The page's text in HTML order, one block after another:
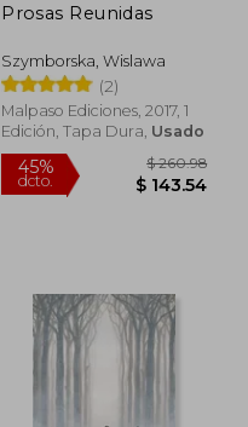
45%
dcto.
$
$
Prosas Reunidas
Szymborska, Wislawa
(2)
Malpaso Ediciones, 2017, 1
Edición, Tapa Dura, Usado